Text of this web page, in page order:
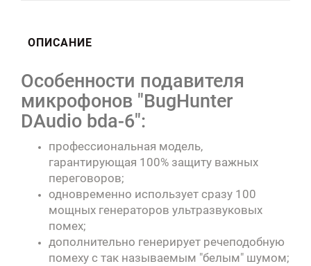
ОПИСАНИЕ
Особенности подавителя
микрофонов "BugHunter
DAudio bda-6":
профессиональная модель,
гарантирующая 100% защиту важных
переговоров;
одновременно использует сразу 100
мощных генераторов ультразвуковых
помех;
дополнительно генерирует речеподобную
помеху с так называемым "белым" шумом;